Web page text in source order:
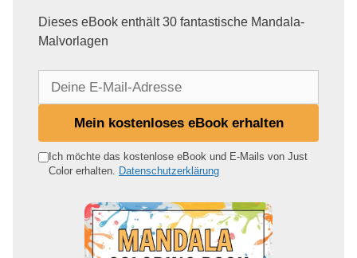
Dieses eBook enthält 30 fantastische Mandala-
Malvorlagen
e
Mein kostenloses eBook erhalten
Ich möchte das kostenlose eBook und E-Mails von Just
Color erhalten. Datenschutzerklärung